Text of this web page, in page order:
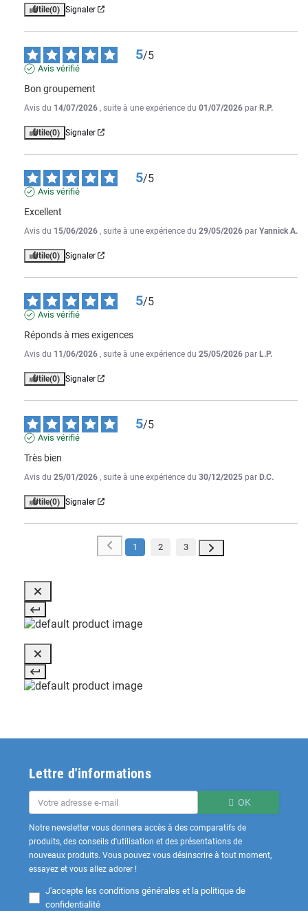
Utile(0) Signaler
5/5
Avis vérifié
Bon groupement
Avis du 14/07/2026 , suite à une expérience du 01/07/2026 par R.P.
Utile(0) Signaler
5/5
Avis vérifié
Excellent
Avis du 15/06/2026 , suite à une expérience du 29/05/2026 par Yannick A.
Utile(0) Signaler
5/5
Avis vérifié
Réponds à mes exigences
Avis du 11/06/2026 , suite à une expérience du 25/05/2026 par L.P.
Utile(0) Signaler
5/5
Avis vérifié
Très bien
Avis du 25/01/2026 , suite à une expérience du 30/12/2025 par D.C.
Utile(0) Signaler
1 2 3
Lettre d'informations
OK
Notre newsletter vous donnera accès à des comparatifs de
produits, des conseils d'utilisation et des présentations de
nouveaux produits. Vous pouvez vous désinscrire à tout moment,
essayez et vous allez adorer !
J'accepte les conditions générales et la politique de
confidentialité